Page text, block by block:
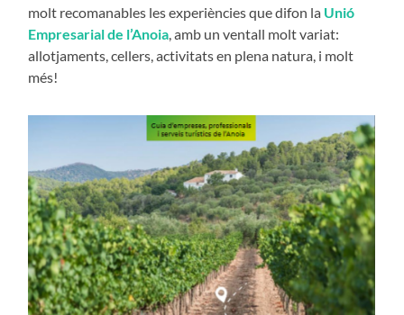
molt recomanables les experiències que difon la Unió
Empresarial de l’Anoia , amb un ventall molt variat:
allotjaments, cellers, activitats en plena natura, i molt
més!